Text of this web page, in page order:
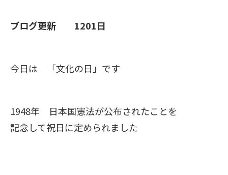
ブログ更新 1201日
今日は 「文化の日」です
1948年 日本国憲法が公布されたことを
記念して祝日に定められました